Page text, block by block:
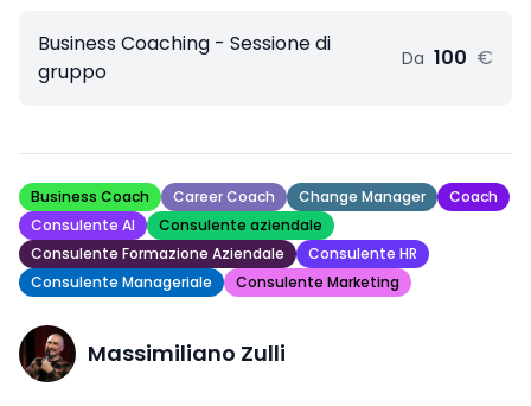
Business Coaching - Sessione di
gruppo
Da 100 €
Business Coach Career Coach Change Manager
Coach
Consulente AI
Consulente aziendale
Consulente Formazione Aziendale
Consulente HR
Consulente Manageriale
Consulente Marketing
Massimiliano Zulli